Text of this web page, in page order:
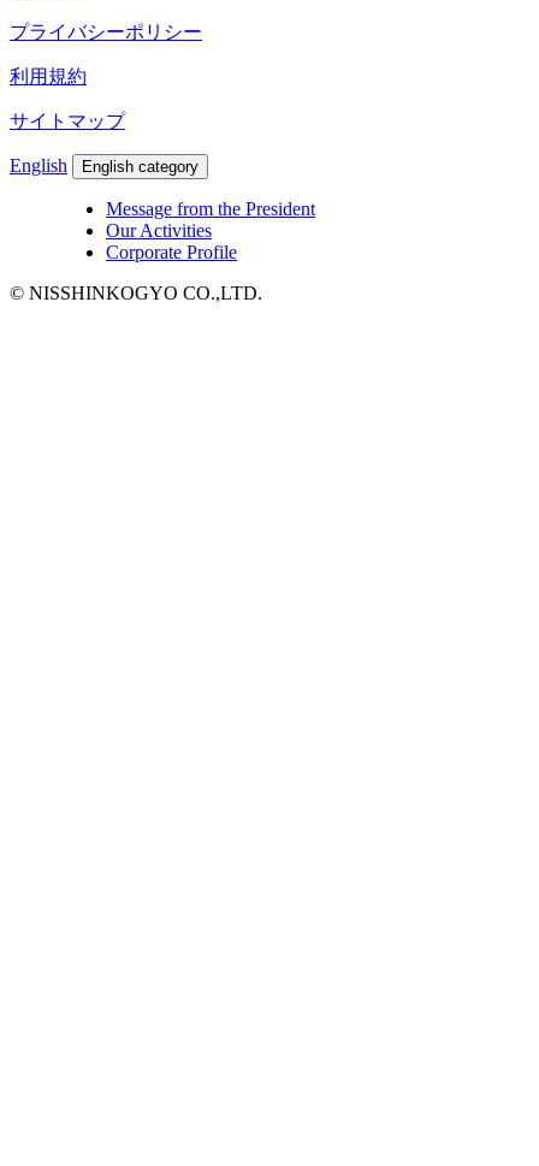
プライバシーポリシー
利用規約
サイトマップ
English English category
Message from the President
Our Activities
Corporate Profile
© NISSHINKOGYO CO.,LTD.